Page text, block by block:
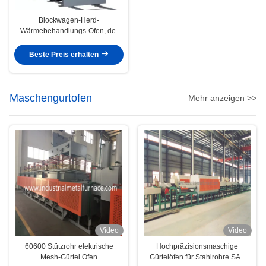
Blockwagen-Herd-
Wärmebehandlungs-Ofen, der
1100*550*450 kippt
Beste Preis erhalten
Maschengurtofen Mehr anzeigen >>
Video
60600 Stützrohr elektrische
Mesh-Gürtel Ofen
Video
Hochpräzisionsmaschige
Gürtelöfen für Stahlrohre SAE